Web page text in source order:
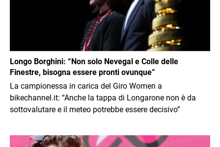
Longo Borghini: “Non solo Nevegal e Colle delle
Finestre, bisogna essere pronti ovunque”
La campionessa in carica del Giro Women a
bikechannel.it: “Anche la tappa di Longarone non è da
sottovalutare e il meteo potrebbe essere decisivo”
Immagine